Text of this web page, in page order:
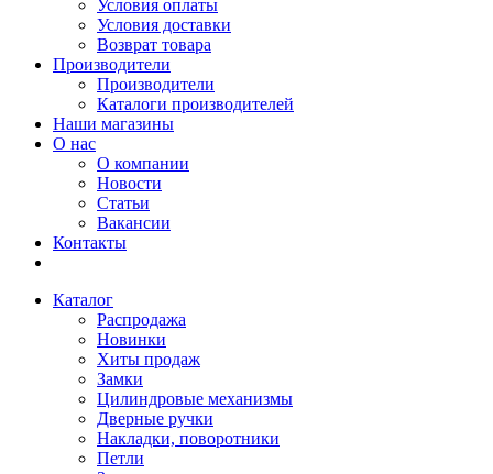
Условия оплаты
Условия доставки
Возврат товара
Производители
Производители
Каталоги производителей
Наши магазины
О нас
О компании
Новости
Статьи
Вакансии
Контакты
Каталог
Распродажа
Новинки
Хиты продаж
Замки
Цилиндровые механизмы
Дверные ручки
Накладки, поворотники
Петли